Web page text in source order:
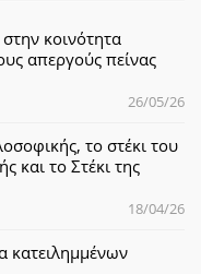
κοινότητα
απεργούς πείνας
26/05/26
το στέκι του
και το Στέκι της
18/04/26
κατειλημμένων